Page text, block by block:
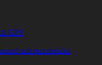
GPS
och reccobricka